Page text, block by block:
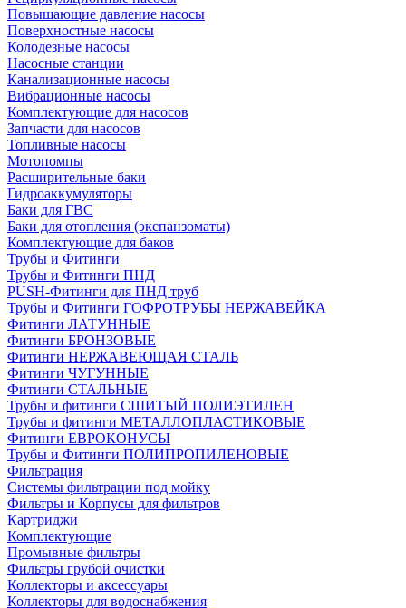
Повышающие давление насосы
Поверхностные насосы
Колодезные насосы
Насосные станции
Канализационные насосы
Вибрационные насосы
Комплектующие для насосов
Запчасти для насосов
Топливные насосы
Мотопомпы
Расширительные баки
Гидроаккумуляторы
Баки для ГВС
Баки для отопления (экспанзоматы)
Комплектующие для баков
Трубы и Фитинги
Трубы и Фитинги ПНД
PUSH-Фитинги для ПНД труб
Трубы и Фитинги ГОФРОТРУБЫ НЕРЖАВЕЙКА
Фитинги ЛАТУННЫЕ
Фитинги БРОНЗОВЫЕ
Фитинги НЕРЖАВЕЮЩАЯ СТАЛЬ
Фитинги ЧУГУННЫЕ
Фитинги СТАЛЬНЫЕ
Трубы и фитинги СШИТЫЙ ПОЛИЭТИЛЕН
Трубы и фитинги МЕТАЛЛОПЛАСТИКОВЫЕ
Фитинги ЕВРОКОНУСЫ
Трубы и Фитинги ПОЛИПРОПИЛЕНОВЫЕ
Фильтрация
Системы фильтрации под мойку
Фильтры и Корпусы для фильтров
Картриджи
Комплектующие
Промывные фильтры
Фильтры грубой очистки
Коллекторы и аксессуары
Коллекторы для водоснабжения